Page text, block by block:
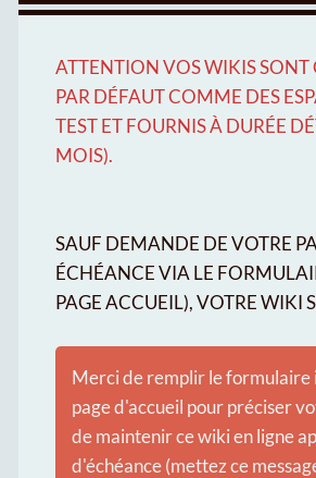
ATTENTION VOS WIKIS SONT
PAR DÉFAUT COMME DES
TEST ET FOURNIS À DURÉE
MOIS).
SAUF DEMANDE DE VOTRE
ÉCHÉANCE VIA LE
PAGE ACCUEIL), VOTRE WIKI
Merci de remplir le formulaire
page d'accueil pour préciser
de maintenir ce wiki en ligne
d'échéance (mettez ce